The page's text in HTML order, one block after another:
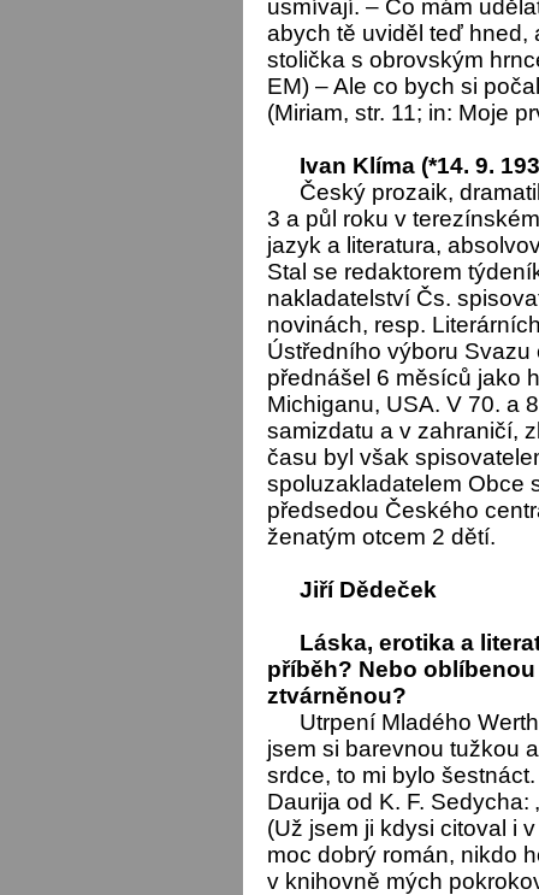
usmívají. – Co mám
abych tě uviděl teď hned,
stolička s obrovským
EM) – Ale co bych si
(Miriam, str. 11; in: Moje
Ivan Klíma (*14. 9.
Český prozaik,
3 a půl roku v
jazyk a literatura,
Stal se redaktorem
nakladatelství Čs.
novinách, resp.
Ústředního výboru
přednášel 6 měsíců jako
Michiganu, USA. V 70. a
samizdatu a v zahraničí,
času byl však
spoluzakladatelem Obce
předsedou Českého
ženatým otcem 2 dětí.
Jiří Dědeček
Láska, erotika a
příběh? Nebo
ztvárněnou?
Utrpení Mladého
jsem si barevnou tužkou
srdce, to mi bylo
Daurija od K. F.
(Už jsem ji kdysi citoval i
moc dobrý román, nikdo
v knihovně mých